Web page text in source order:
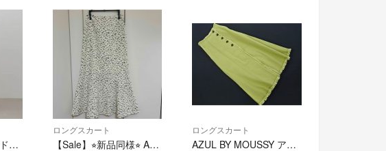
タグ付き★マーメイドスカート LEOPARD MERMAID SKIRT ロング
ロングスカート
【Sale】⭐︎新品同様⭐︎ AZUL by moussy マーメイドスカート S
ロングスカート
AZUL BY MOUSSY アズールバイマウジー カットオフ ストレッチ ロング デニムスカート sizeM/緑 ■■ レディース